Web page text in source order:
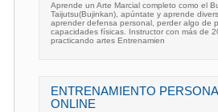
Aprende un Arte Marcial completo como el
Taijutsu(Bujinkan), apúntate y aprende
aprender defensa personal, perder algo de
capacidades físicas. Instructor con más de
practicando artes Entrenamien
ENTRENAMIENTO
ONLINE